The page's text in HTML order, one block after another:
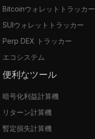
Bitcoinウォレットトラッカー
SUIウォレットトラッカー
Perp DEX トラッカー
エコシステム
便利なツール
暗号化利益計算機
リターン計算機
暫定損失計算機